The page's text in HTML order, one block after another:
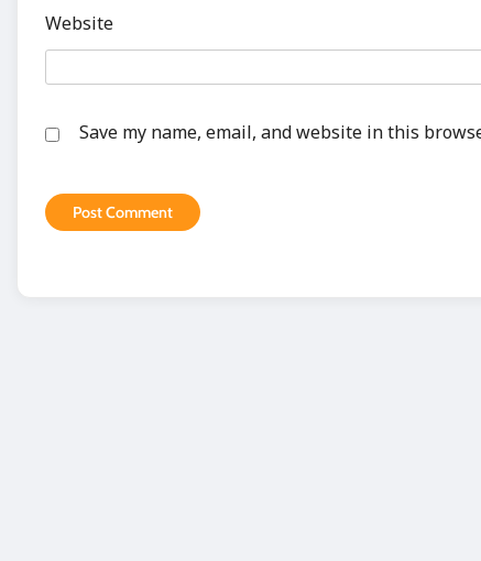
Website
Save my name, email, and website in this